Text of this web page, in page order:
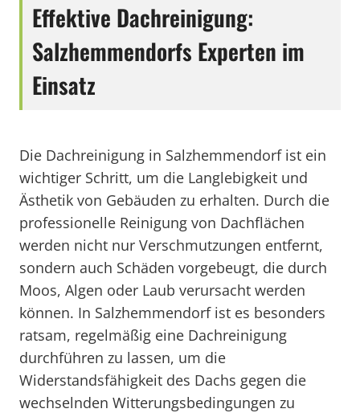
Effektive Dachreinigung:
Salzhemmendorfs Experten im
Einsatz
Die Dachreinigung in Salzhemmendorf ist ein
wichtiger Schritt, um die Langlebigkeit und
Ästhetik von Gebäuden zu erhalten. Durch die
professionelle Reinigung von Dachflächen
werden nicht nur Verschmutzungen entfernt,
sondern auch Schäden vorgebeugt, die durch
Moos, Algen oder Laub verursacht werden
können. In Salzhemmendorf ist es besonders
ratsam, regelmäßig eine Dachreinigung
durchführen zu lassen, um die
Widerstandsfähigkeit des Dachs gegen die
wechselnden Witterungsbedingungen zu